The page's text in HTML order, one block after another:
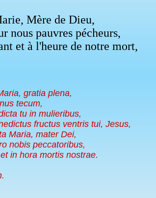
Mère de Dieu,
nous pauvres pécheurs,
et à l'heure de notre mort,
gratia plena,
tecum,
tu in mulieribus,
fructus ventris tui, Jesus,
Maria, mater Dei,
nobis peccatoribus,
in hora mortis nostrae.